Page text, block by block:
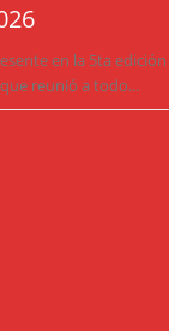
en la 5ta edición
reunió a todo...